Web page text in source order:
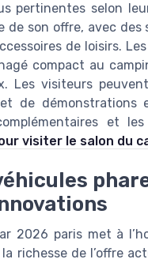
pertinentes selon
de son offre, avec
de loisirs.
compact au
Les visiteurs
et de
et
visiter le salon du
2026 paris met à
richesse de l’offre